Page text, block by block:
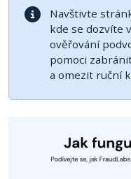
Navštivte
kde se dozvíte
ověřování
pomoci
a omezit ruční